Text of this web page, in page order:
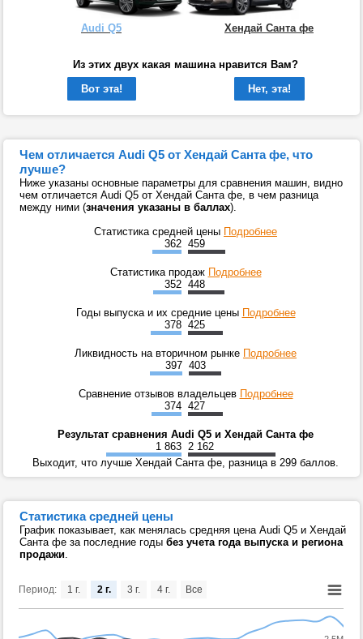
Audi Q5 Хендай Санта фе
Из этих двух какая машина нравится Вам?
Вот эта!
Нет, эта!
Чем отличается Audi Q5 от Хендай Санта фе, что
лучше?
Ниже указаны основные параметры для сравнения машин, видно
чем отличается Audi Q5 от Хендай Санта фе, в чем разница
между ними (значения указаны в баллах).
Статистика средней цены Подробнее
362 459
Статистика продаж Подробнее
352 448
Годы выпуска и их средние цены Подробнее
378 425
Ликвидность на вторичном рынке Подробнее
397 403
Сравнение отзывов владельцев Подробнее
374 427
Результат сравнения Audi Q5 и Хендай Санта фе
1 863 2 162
Выходит, что лучше Хендай Санта фе, разница в 299 баллов.
Статистика средней цены
График показывает, как менялась средняя цена Audi Q5 и Хендай
Санта фе за последние годы без учета года выпуска и региона
продажи
Период: 1 г. 2 г. 3 г. 4 г. Все